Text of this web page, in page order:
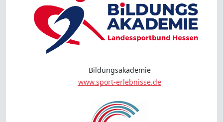
Bildungsakademie
www.sport-erlebnisse.de